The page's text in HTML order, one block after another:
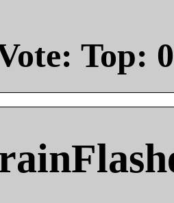
Top: 0